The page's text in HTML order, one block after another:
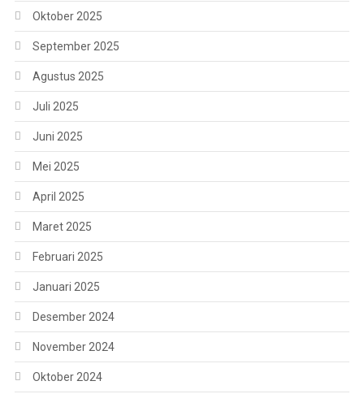
Oktober 2025
September 2025
Agustus 2025
Juli 2025
Juni 2025
Mei 2025
April 2025
Maret 2025
Februari 2025
Januari 2025
Desember 2024
November 2024
Oktober 2024